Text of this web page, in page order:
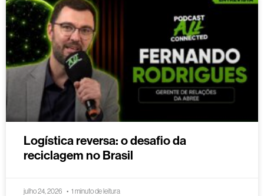
Logística reversa: o desafio da
reciclagem no Brasil
julho 24, 2026 1 minuto de leitura